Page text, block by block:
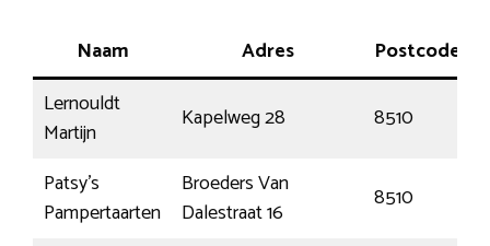
Naam Adres
Postcode
Lernouldt
Martijn
Kapelweg 28 8510
Patsy’s
Pampertaarten
Broeders Van
Dalestraat 16
8510